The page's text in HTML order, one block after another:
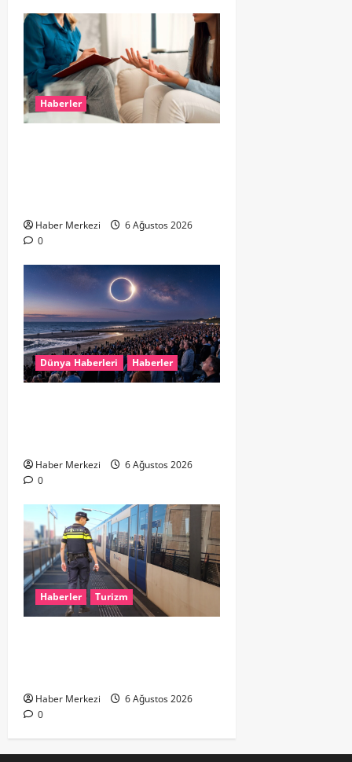
Haberler
Haber Merkezi
6 Ağustos 2026
0
Dünya Haberleri Haberler
Haber Merkezi
6 Ağustos 2026
0
Haberler Turizm
Haber Merkezi
6 Ağustos 2026
0